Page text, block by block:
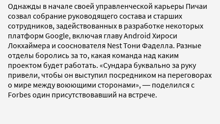
Однажды в начале своей управленческой карьеры Пичаи
созвал собрание руководящего состава и старших
сотрудников, задействованных в разработке некоторых
платформ Google, включая главу Android Хироси
Локхаймера и сооснователя Nest Тони Фаделла. Разные
отделы боролись за то, какая команда над каким
проектом будет работать. «Сундара буквально за руку
привели, чтобы он выступил посредником на переговорах
о мире между воюющими сторонами», ― поделился с
Forbes один присутствовавший на встрече.